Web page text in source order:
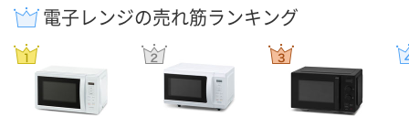
電子レンジの売れ筋ランキング